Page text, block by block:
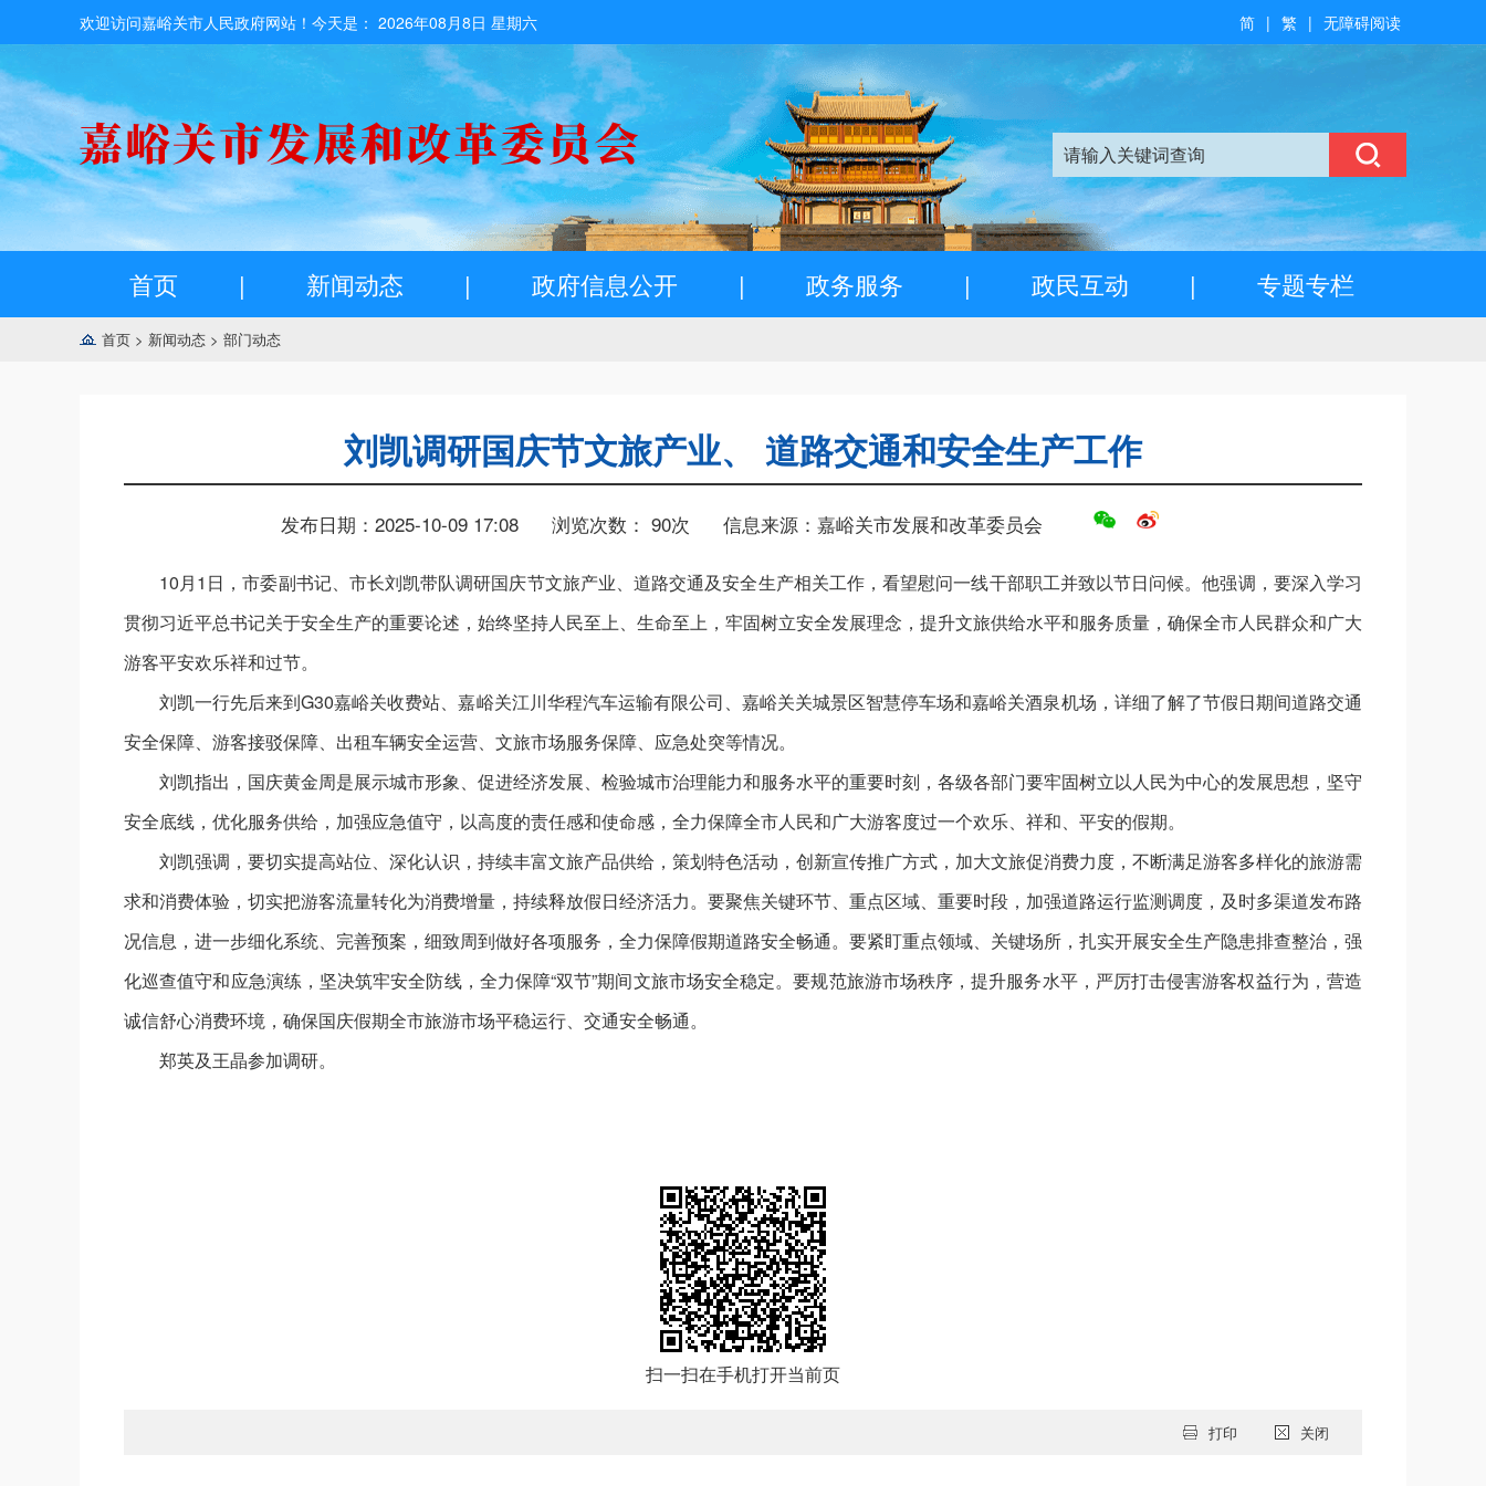
欢迎访问嘉峪关市人民政府网站！今天是： 2026年08月8日 星期六 无障碍阅读
|
繁
|
简
首页 | 新闻动态 | 政府信息公开 | 政务服务 | 政民互动 | 专题专栏
首页 > 新闻动态 > 部门动态
刘凯调研国庆节文旅产业、 道路交通和安全生产工作
发布日期：2025-10-09 17:08 浏览次数： 90次 信息来源：嘉峪关市发展和改革委员会
10月1日，市委副书记、市长刘凯带队调研国庆节文旅产业、道路交通及安全生产相关工作，看望慰问一线干部职工并致以节日问候。他强调，要深入学习
贯彻习近平总书记关于安全生产的重要论述，始终坚持人民至上、生命至上，牢固树立安全发展理念，提升文旅供给水平和服务质量，确保全市人民群众和广大
游客平安欢乐祥和过节。
刘凯一行先后来到G30嘉峪关收费站、嘉峪关江川华程汽车运输有限公司、嘉峪关关城景区智慧停车场和嘉峪关酒泉机场，详细了解了节假日期间道路交通
安全保障、游客接驳保障、出租车辆安全运营、文旅市场服务保障、应急处突等情况。
刘凯指出，国庆黄金周是展示城市形象、促进经济发展、检验城市治理能力和服务水平的重要时刻，各级各部门要牢固树立以人民为中心的发展思想，坚守
安全底线，优化服务供给，加强应急值守，以高度的责任感和使命感，全力保障全市人民和广大游客度过一个欢乐、祥和、平安的假期。
刘凯强调，要切实提高站位、深化认识，持续丰富文旅产品供给，策划特色活动，创新宣传推广方式，加大文旅促消费力度，不断满足游客多样化的旅游需
求和消费体验，切实把游客流量转化为消费增量，持续释放假日经济活力。要聚焦关键环节、重点区域、重要时段，加强道路运行监测调度，及时多渠道发布路
况信息，进一步细化系统、完善预案，细致周到做好各项服务，全力保障假期道路安全畅通。要紧盯重点领域、关键场所，扎实开展安全生产隐患排查整治，强
化巡查值守和应急演练，坚决筑牢安全防线，全力保障“双节”期间文旅市场安全稳定。要规范旅游市场秩序，提升服务水平，严厉打击侵害游客权益行为，营造
诚信舒心消费环境，确保国庆假期全市旅游市场平稳运行、交通安全畅通。
郑英及王晶参加调研。
扫一扫在手机打开当前页
打印 关闭